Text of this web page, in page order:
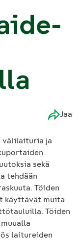
Jaa
välilaituria ja
sekä
tehdään
Töiden
käyttävät muita
Töiden
laitureiden